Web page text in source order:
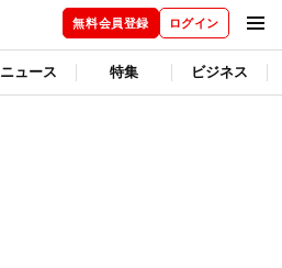
無料会員登録 ログイン
ニュース 特集 ビジネス